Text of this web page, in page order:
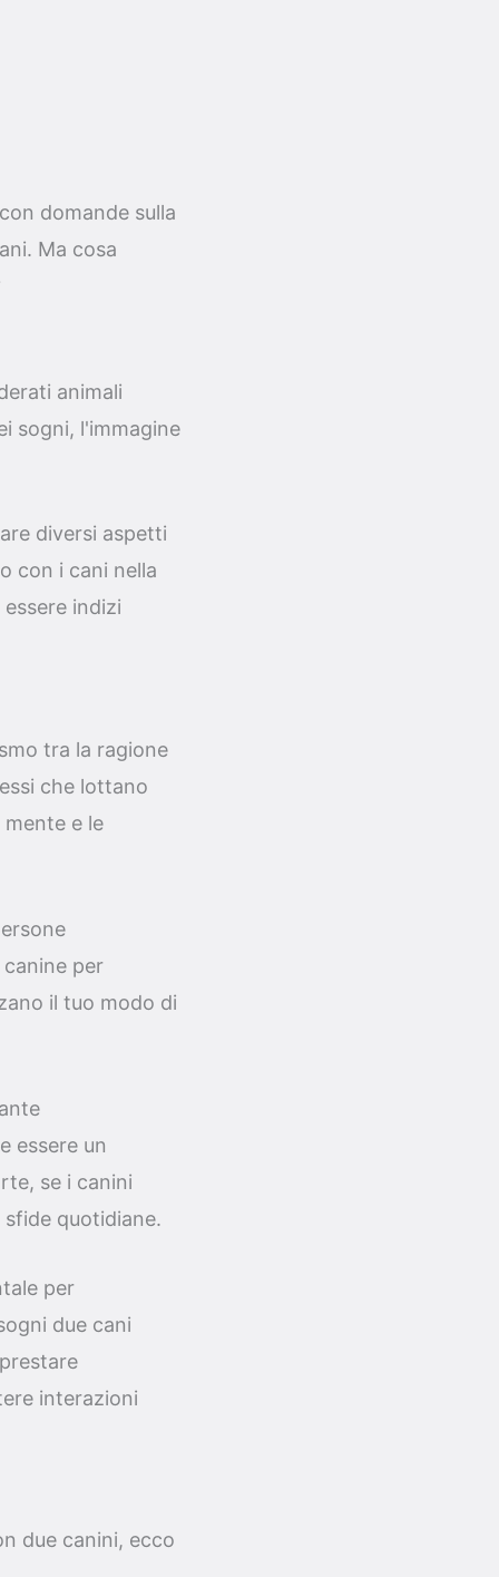
domande sulla
Ma cosa
animali
sogni, l'immagine
diversi aspetti
con i cani nella
indizi
tra la ragione
che lottano
e le
per
il tuo modo di
essere un
se i canini
quotidiane.
per
due cani
interazioni
due canini, ecco